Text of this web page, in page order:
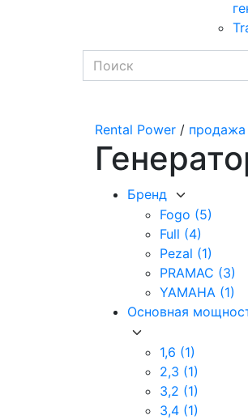
Rental Power / продажа
Бренд
Fogo (5)
Full (4)
Pezal (1)
PRAMAC (3)
YAMAHA (1)
Основная
1,6 (1)
2,3 (1)
3,2 (1)
3,4 (1)